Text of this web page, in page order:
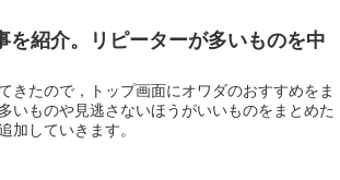
を紹介。リピーターが多いものを中
きたので，トップ画面にオワダのおすすめをま
いものや見逃さないほうがいいものをまとめた
加していきます。